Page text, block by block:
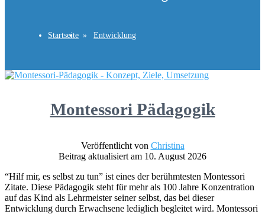
Startseite Entwicklung
Montessori Pädagogik
Veröffentlicht von Christina
Beitrag aktualisiert am 10. August 2026
“Hilf mir, es selbst zu tun” ist eines der berühmtesten Montessori
Zitate. Diese Pädagogik steht für mehr als 100 Jahre Konzentration
auf das Kind als Lehrmeister seiner selbst, das bei dieser
Entwicklung durch Erwachsene lediglich begleitet wird. Montessori